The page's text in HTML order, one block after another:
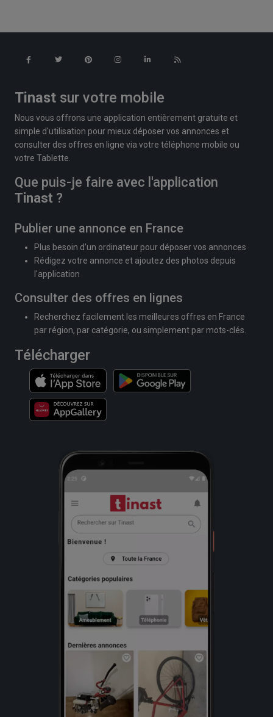
Tinast sur votre mobile
Nous vous offrons une application entièrement gratuite et
simple d'utilisation pour mieux déposer vos annonces et
consulter des offres en ligne via votre téléphone mobile ou
votre Tablette.
Que puis-je faire avec l'application
Tinast ?
Publier une annonce en France
Plus besoin d'un ordinateur pour déposer vos annonces
Rédigez votre annonce et ajoutez des photos depuis
l'application
Consulter des offres en lignes
Recherchez facilement les meilleures offres en France
par région, par catégorie, ou simplement par mots-clés.
Télécharger